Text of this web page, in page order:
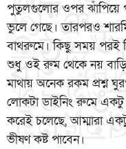
পুতুলগুলোর ওপর ঝাঁপিয়ে
ভুলে গেছে। তারপরও
বাথরুমে। কিছু সময় পরই
শুধু ওই রুম থেকে নয়
মাথায় অনেক রকম প্রশ্ন
লোকটা ডাইনিং রুমে
করেই চলেছে, আম্মারা
ভীষণ কষ্ট পাবেন।